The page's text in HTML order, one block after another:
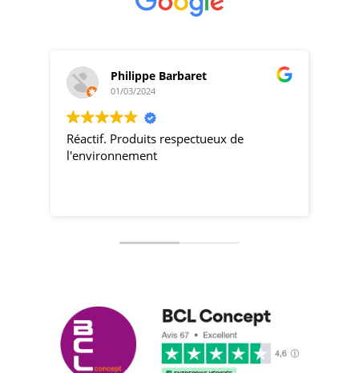
Philippe Barbaret
01/03/2024
Réactif. Produits respectueux de
l'environnement